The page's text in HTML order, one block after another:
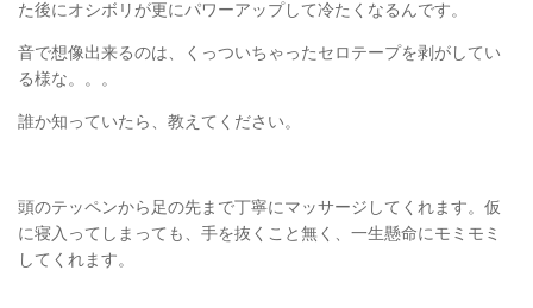
た後にオシボリが更にパワーアップして冷たくなるんです。
音で想像出来るのは、くっついちゃったセロテープを剥がしてい
る様な。。。
誰か知っていたら、教えてください。
頭のテッペンから足の先まで丁寧にマッサージしてくれます。仮
に寝入ってしまっても、手を抜くこと無く、一生懸命にモミモミ
してくれます。